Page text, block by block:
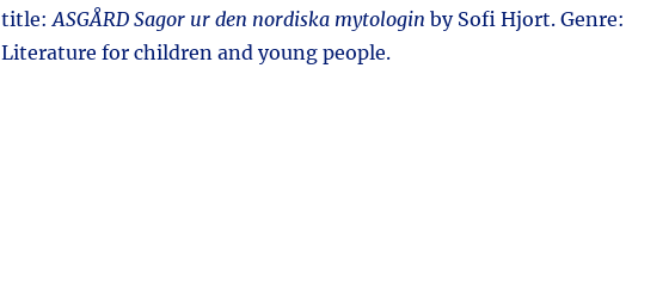
title:ASGÅRD Sagor ur den nordiska mytologin by Sofi Hjort. Genre:
Literature for children and young people.